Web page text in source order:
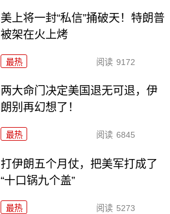
美上将一封“私信”捅破天！特朗普
被架在火上烤
最热 阅读 9172
两大命门决定美国退无可退，伊
朗别再幻想了！
最热 阅读 6845
打伊朗五个月仗，把美军打成了
“十口锅九个盖”
最热 阅读 5273